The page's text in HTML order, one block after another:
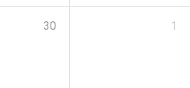
30 1